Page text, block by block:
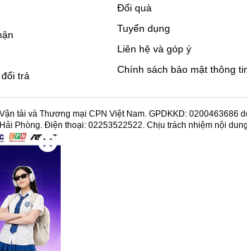
trả
Đổi quà
Tuyển dụng
Liên hệ và góp ý
Chính sách bảo mật thông
tải và Thương mại CPN Việt Nam. GPDKKD: 0200463686
Hải Phòng. Điện thoại: 02253522522. Chịu trách nhiệm nội